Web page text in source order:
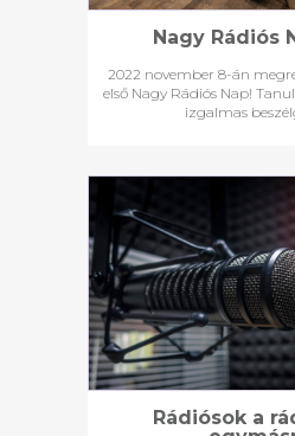
Nagy Rádiós
2022 november 8-án
első Nagy Rádiós Nap!
izgalmas
Rádiósok a